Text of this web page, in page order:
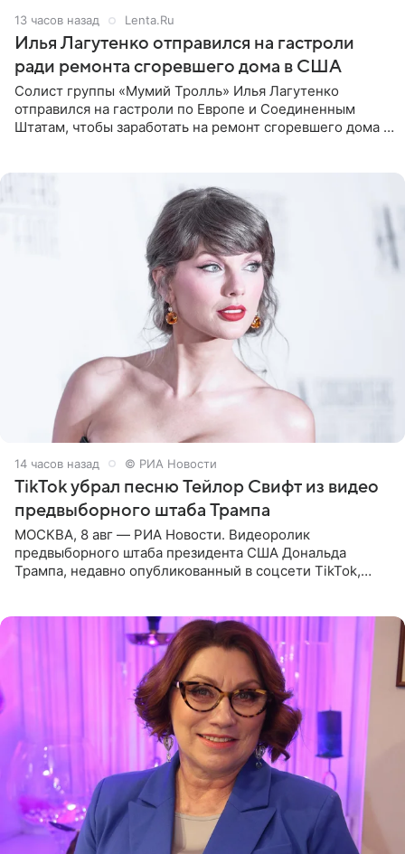
13 часов назад Lenta.Ru
Илья Лагутенко отправился на гастроли
ради ремонта сгоревшего дома в США
Солист группы «Мумий Тролль» Илья Лагутенко
отправился на гастроли по Европе и Соединенным
Штатам, чтобы заработать на ремонт сгоревшего дома в
14 часов назад © РИА Новости
TikTok убрал песню Тейлор Свифт из видео
предвыборного штаба Трампа
МОСКВА, 8 авг — РИА Новости. Видеоролик
предвыборного штаба президента США Дональда
Трампа, недавно опубликованный в соцсети TikTok,